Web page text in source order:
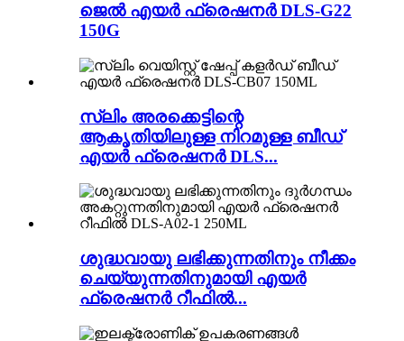
ജെൽ എയർ ഫ്രെഷനർ DLS-G22
150G
സ്ലിം അരക്കെട്ടിന്റെ
ആകൃതിയിലുള്ള നിറമുള്ള ബീഡ്
എയർ ഫ്രെഷനർ DLS...
ശുദ്ധവായു ലഭിക്കുന്നതിനും നീക്കം
ചെയ്യുന്നതിനുമായി എയർ
ഫ്രെഷനർ റീഫിൽ...